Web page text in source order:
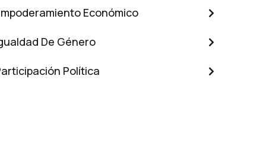
Económico
De Género
Política